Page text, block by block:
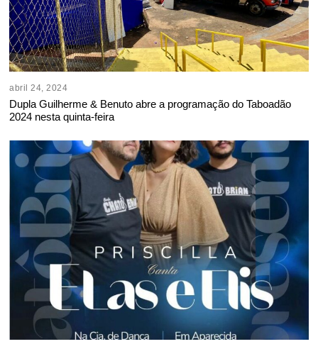
abril 24, 2024
Dupla Guilherme & Benuto abre a programação do Taboadão
2024 nesta quinta-feira